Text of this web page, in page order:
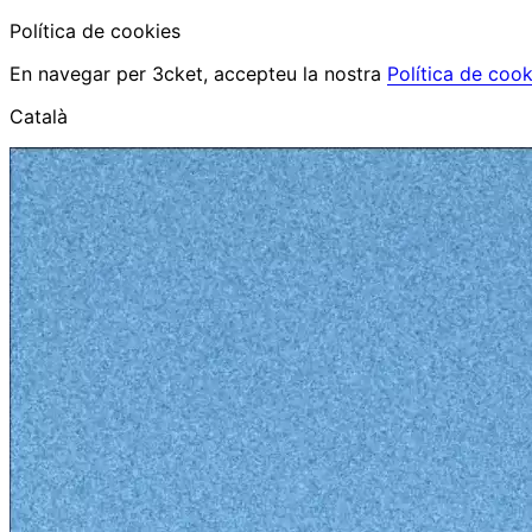
Política de cookies
En navegar per 3cket, accepteu la nostra Política de
Català